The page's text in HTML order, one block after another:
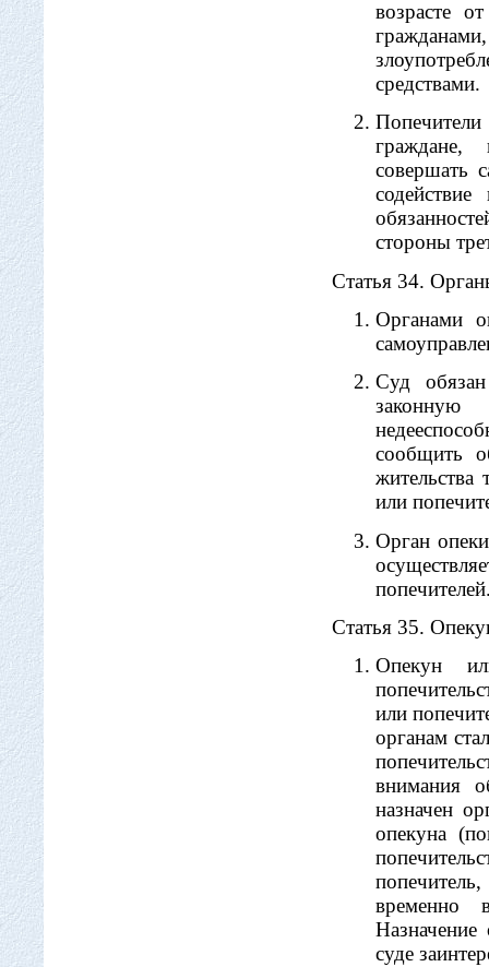
возрасте
средствами.
граждане,
совершать
стороны
Статья 34.
Органами
Суд
сообщить
жительства
или
Орган
Статья 35.
Опекун
или
органам
внимания
назначен
опекуна
временно
суде